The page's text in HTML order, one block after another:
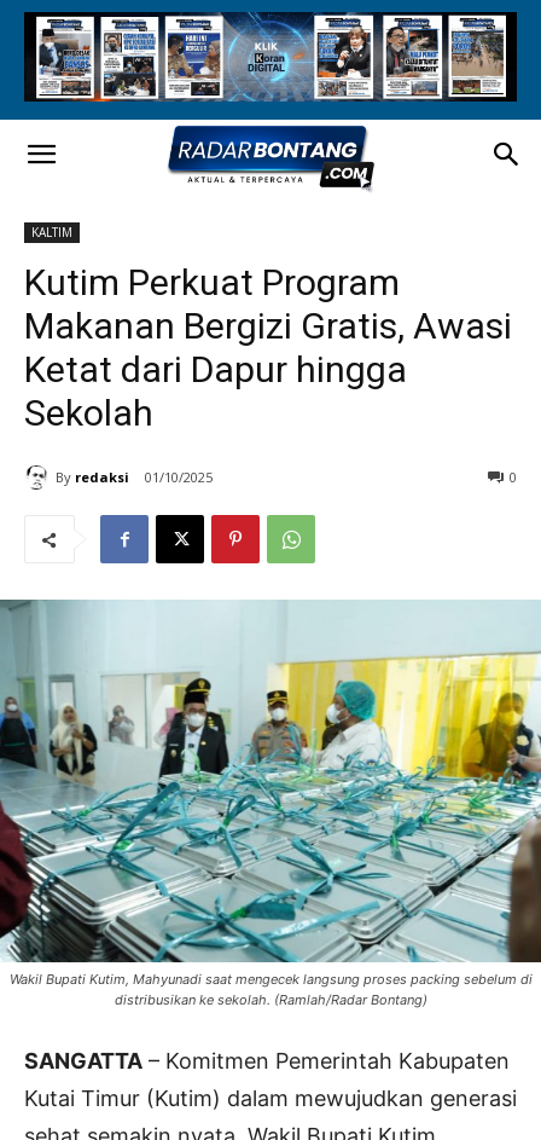
KALTIM
Kutim Perkuat Program
Makanan Bergizi Gratis, Awasi
Ketat dari Dapur hingga
Sekolah
By redaksi 01/10/2025 0
Wakil Bupati Kutim, Mahyunadi saat mengecek langsung proses packing sebelum di
distribusikan ke sekolah. (Ramlah/Radar Bontang)
SANGATTA – Komitmen Pemerintah Kabupaten
Kutai Timur (Kutim) dalam mewujudkan generasi